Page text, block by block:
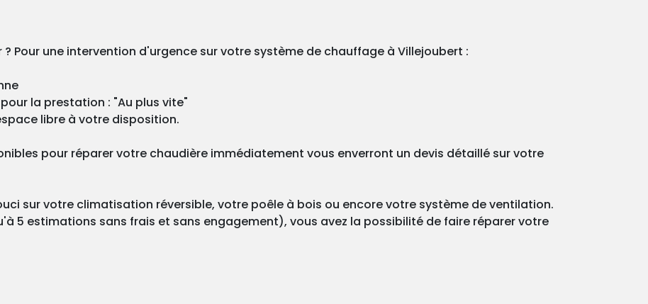
? Pour une intervention d'urgence sur votre système de chauffage à Villejoubert :
la prestation : "Au plus vite"
libre à votre disposition.
pour réparer votre chaudière immédiatement vous enverront un devis détaillé sur votre
sur votre climatisation réversible, votre poêle à bois ou encore votre système de ventilation.
5 estimations sans frais et sans engagement), vous avez la possibilité de faire réparer votre